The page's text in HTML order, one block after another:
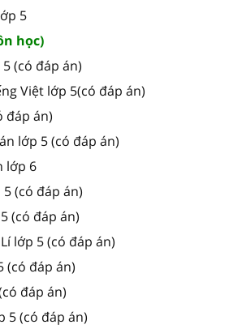
5
học)
(có đáp án)
Việt lớp 5(có đáp án)
đáp án)
lớp 5 (có đáp án)
lớp 6
(có đáp án)
(có đáp án)
lớp 5 (có đáp án)
đáp án)
đáp án)
5 (có đáp án)